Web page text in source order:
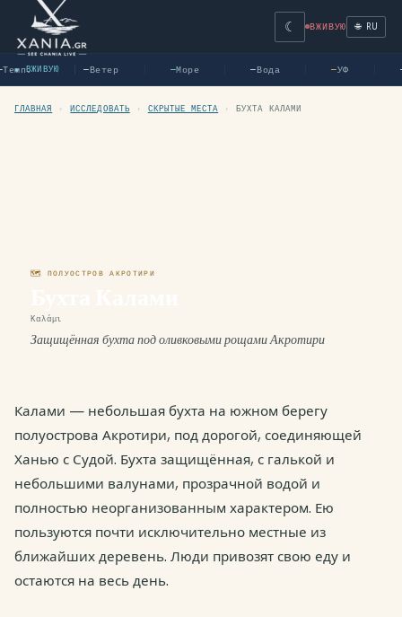
☾ ВЖИВУЮ 🌐 RU
● ВЖИВУЮ —Ветер —Море —Вода —УФ —
ГЛАВНАЯ › ИССЛЕДОВАТЬ › СКРЫТЫЕ МЕСТА › БУХТА КАЛАМИ
🗺 ПОЛУОСТРОВ АКРОТИРИ
Καλάμι
Защищённая бухта под оливковыми рощами Акротири
Калами — небольшая бухта на южном берегу
полуострова Акротири, под дорогой, соединяющей
Ханью с Судой. Бухта защищённая, с галькой и
небольшими валунами, прозрачной водой и
полностью неорганизованным характером. Ею
пользуются почти исключительно местные из
ближайших деревень. Люди привозят свою еду и
остаются на весь день.